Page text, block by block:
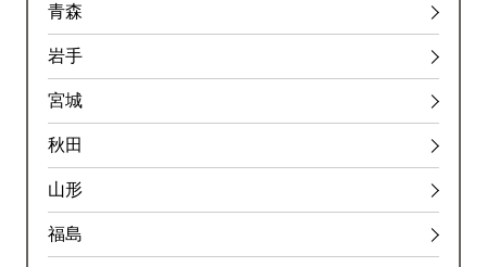
青森
岩手
宮城
秋田
山形
福島